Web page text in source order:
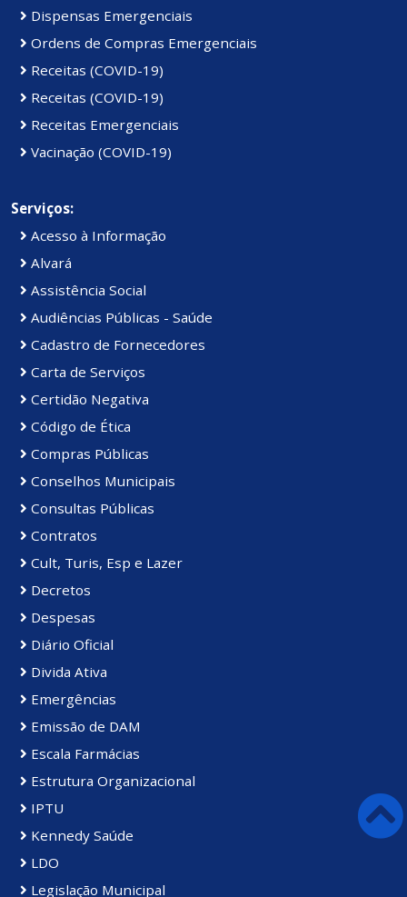
Dispensas Emergenciais
Ordens de Compras Emergenciais
Receitas (COVID-19)
Receitas (COVID-19)
Receitas Emergenciais
Vacinação (COVID-19)
Serviços:
Acesso à Informação
Alvará
Assistência Social
Audiências Públicas - Saúde
Cadastro de Fornecedores
Carta de Serviços
Certidão Negativa
Código de Ética
Compras Públicas
Conselhos Municipais
Consultas Públicas
Contratos
Cult, Turis, Esp e Lazer
Decretos
Despesas
Diário Oficial
Divida Ativa
Emergências
Emissão de DAM
Escala Farmácias
Estrutura Organizacional
IPTU
Kennedy Saúde
LDO
Legislação Municipal